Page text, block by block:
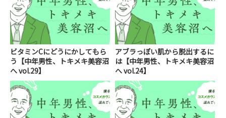
ビタミンCにどうにかしてもら
う【中年男性、トキメキ美容沼
へ vol.29】
アブラっぽい肌から脱出するに
は【中年男性、トキメキ美容沼
へ vol.24】